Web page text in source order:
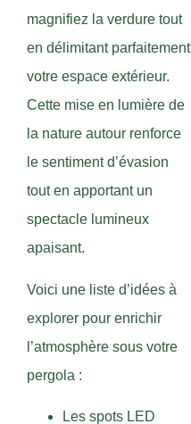
magnifiez la verdure tout
en délimitant parfaitement
votre espace extérieur.
Cette mise en lumière de
la nature autour renforce
le sentiment d’évasion
tout en apportant un
spectacle lumineux
apaisant.
Voici une liste d’idées à
explorer pour enrichir
l’atmosphère sous votre
pergola :
Les spots LED